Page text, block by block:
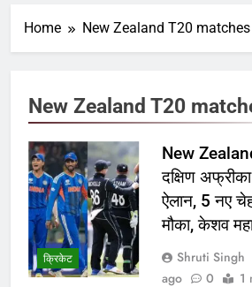
Home New Zealand T20 matches
New Zealand T20
क्रिकेट
New
दक्षिण
ऐलान, 5 नए
मौका, केशव
Shruti Singh
ago
0 1